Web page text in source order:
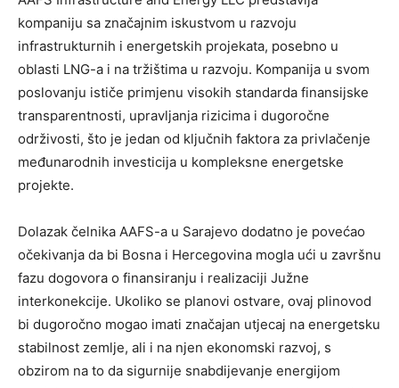
kompaniju sa značajnim iskustvom u razvoju
infrastrukturnih i energetskih projekata, posebno u
oblasti LNG-a i na tržištima u razvoju. Kompanija u svom
poslovanju ističe primjenu visokih standarda finansijske
transparentnosti, upravljanja rizicima i dugoročne
održivosti, što je jedan od ključnih faktora za privlačenje
međunarodnih investicija u kompleksne energetske
projekte.
Dolazak čelnika AAFS-a u Sarajevo dodatno je povećao
očekivanja da bi Bosna i Hercegovina mogla ući u završnu
fazu dogovora o finansiranju i realizaciji Južne
interkonekcije. Ukoliko se planovi ostvare, ovaj plinovod
bi dugoročno mogao imati značajan utjecaj na energetsku
stabilnost zemlje, ali i na njen ekonomski razvoj, s
obzirom na to da sigurnije snabdijevanje energijom